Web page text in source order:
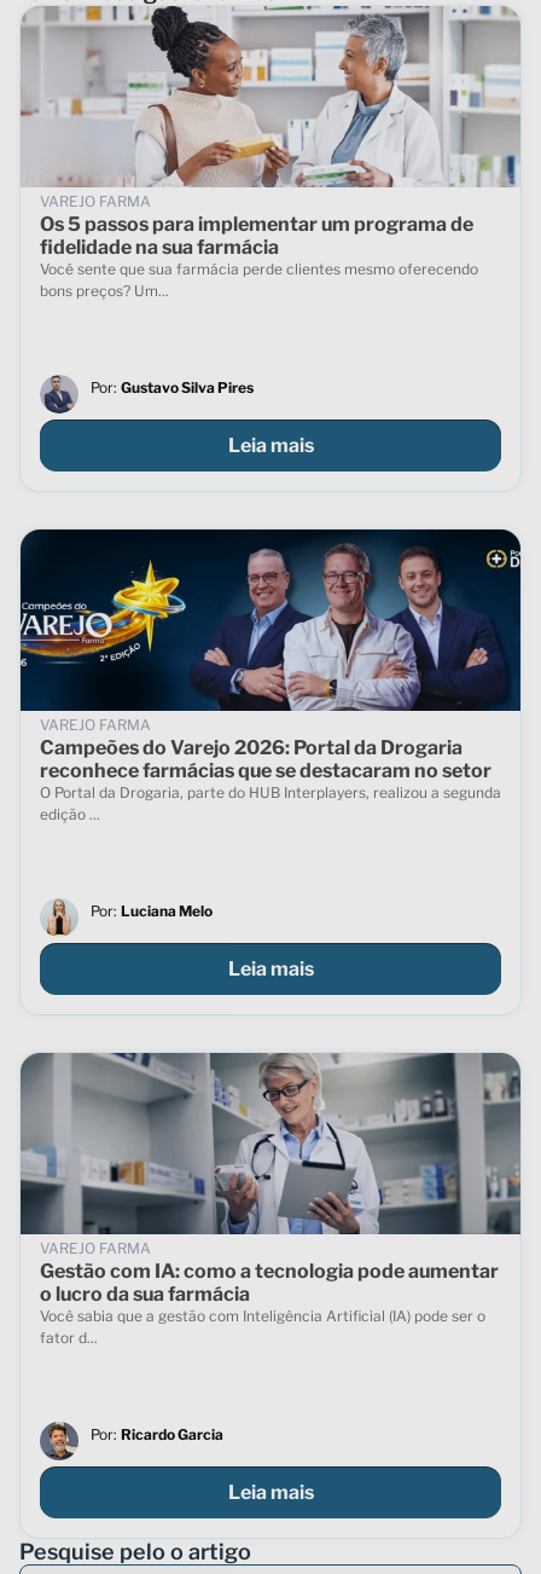
VAREJO FARMA
Os 5 passos para implementar um programa de
fidelidade na sua farmácia
Você sente que sua farmácia perde clientes mesmo oferecendo
bons preços? Um...
Por: Gustavo Silva Pires
Leia mais
VAREJO FARMA
Campeões do Varejo 2026: Portal da Drogaria
reconhece farmácias que se destacaram no setor
O Portal da Drogaria, parte do HUB Interplayers, realizou a segunda
edição ...
Por: Luciana Melo
Leia mais
VAREJO FARMA
Gestão com IA: como a tecnologia pode aumentar
o lucro da sua farmácia
Você sabia que a gestão com Inteligência Artificial (IA) pode ser o
fator d...
Por: Ricardo Garcia
Leia mais
Pesquise pelo o artigo